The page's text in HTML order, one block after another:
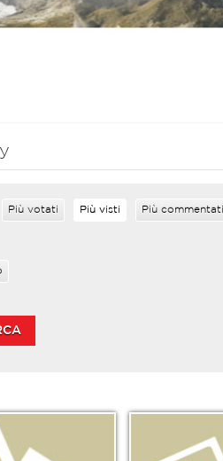
Più votati Più visti Più commentati